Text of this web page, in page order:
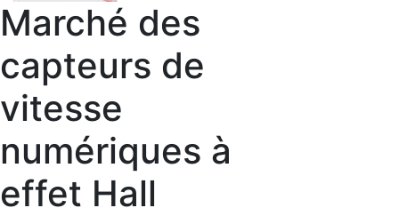
Marché des
capteurs de
vitesse
numériques à
effet Hall